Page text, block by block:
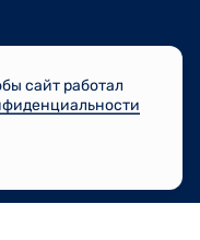
сайт работал